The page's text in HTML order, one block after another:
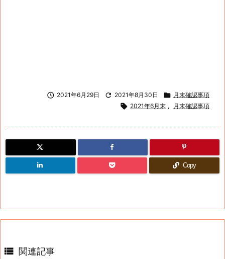
 2021年6月29日  2021年8月30日  月末確認事項
 2021年6月末 , 月末確認事項
Copy
 関連記事